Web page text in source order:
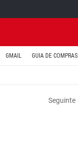
GMAIL GUIA DE COMPRAS
Seguinte